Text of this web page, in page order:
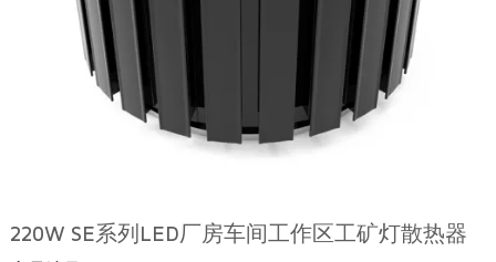
220W SE系列LED厂房车间工作区工矿灯散热器